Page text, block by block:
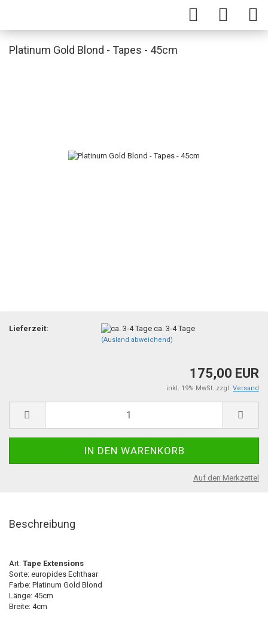
Platinum Gold Blond - Tapes - 45cm
Lieferzeit: ca. 3-4 Tage
(Ausland abweichend)
175,00 EUR
inkl. 19% MwSt. zzgl. Versand
Auf den Merkzettel
Beschreibung
Art: Tape Extensions
Sorte: europides Echthaar
Farbe: Platinum Gold Blond
Länge: 45cm
Breite: 4cm